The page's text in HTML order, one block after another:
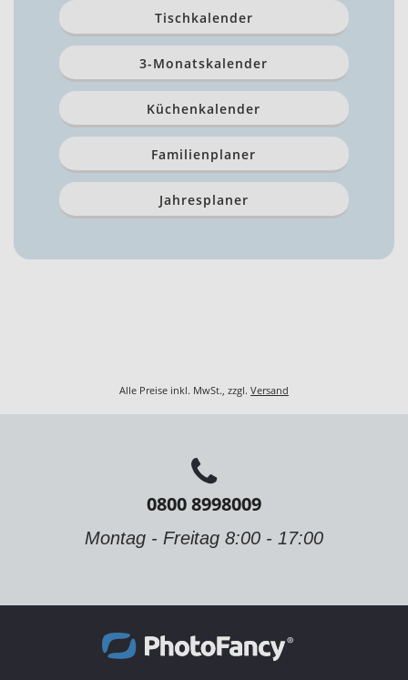
Tischkalender
3-Monatskalender
Küchenkalender
Familienplaner
Jahresplaner
Alle Preise inkl. MwSt., zzgl. Versand
0800 8998009
Montag - Freitag 8:00 - 17:00